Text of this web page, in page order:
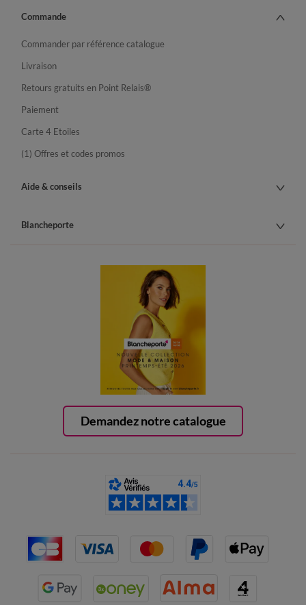
Demandez notre catalogue
Commande
Commander par référence catalogue
Livraison
Retours gratuits en Point Relais®
Paiement
Carte 4 Etoiles
(1) Offres et codes promos
Aide & conseils
Blancheporte